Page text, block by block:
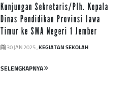
Kunjungan Sekretaris/Plh. Kepala
Dinas Pendidikan Provinsi Jawa
Timur ke SMA Negeri 1 Jember
30 JAN 2025 ,KEGIATAN SEKOLAH
SELENGKAPNYA